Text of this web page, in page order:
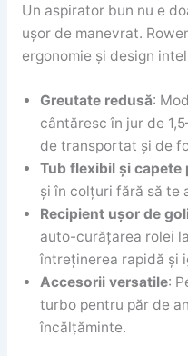
Un aspirator bun nu e
ușor de manevrat.
ergonomie și design
Greutate redusă:
cântăresc în jur de
de transportat și de
Tub flexibil și capete
și în colțuri fără să te
Recipient ușor de
auto-curățarea rolei
întreținerea rapidă și
Accesorii versatile:
turbo pentru păr de
încălțăminte.